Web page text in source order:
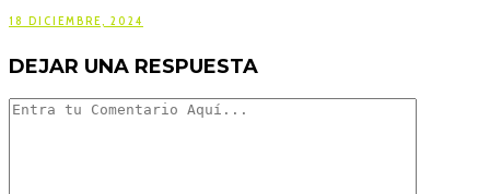
18 DICIEMBRE, 2024
DEJAR UNA RESPUESTA